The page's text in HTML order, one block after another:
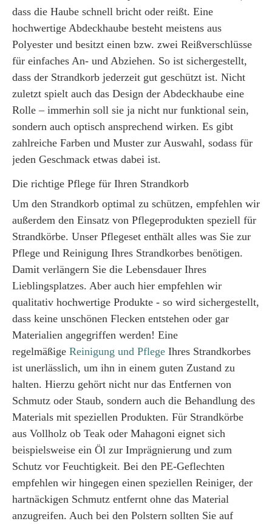
dass die Haube schnell bricht oder reißt. Eine
hochwertige Abdeckhaube besteht meistens aus
Polyester und besitzt einen bzw. zwei Reißverschlüsse
für einfaches An- und Abziehen. So ist sichergestellt,
dass der Strandkorb jederzeit gut geschützt ist. Nicht
zuletzt spielt auch das Design der Abdeckhaube eine
Rolle – immerhin soll sie ja nicht nur funktional sein,
sondern auch optisch ansprechend wirken. Es gibt
zahlreiche Farben und Muster zur Auswahl, sodass für
jeden Geschmack etwas dabei ist.
Die richtige Pflege für Ihren Strandkorb
Um den Strandkorb optimal zu schützen, empfehlen wir
außerdem den Einsatz von Pflegeprodukten speziell für
Strandkörbe. Unser Pflegeset enthält alles was Sie zur
Pflege und Reinigung Ihres Strandkorbes benötigen.
Damit verlängern Sie die Lebensdauer Ihres
Lieblingsplatzes. Aber auch hier empfehlen wir
qualitativ hochwertige Produkte - so wird sichergestellt,
dass keine unschönen Flecken entstehen oder gar
Materialien angegriffen werden! Eine
regelmäßige Reinigung und Pflege Ihres Strandkorbes
ist unerlässlich, um ihn in einem guten Zustand zu
halten. Hierzu gehört nicht nur das Entfernen von
Schmutz oder Staub, sondern auch die Behandlung des
Materials mit speziellen Produkten. Für Strandkörbe
aus Vollholz ob Teak oder Mahagoni eignet sich
beispielsweise ein Öl zur Imprägnierung und zum
Schutz vor Feuchtigkeit. Bei den PE-Geflechten
empfehlen wir hingegen einen speziellen Reiniger, der
hartnäckigen Schmutz entfernt ohne das Material
anzugreifen. Auch bei den Polstern sollten Sie auf